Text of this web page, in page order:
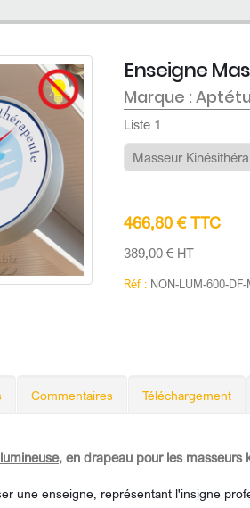
Enseigne
Marque :
Liste 1
466,80 € TTC
389,00 € HT
Réf : NON-LUM-600-DF-
Commentaires Téléchargement
, en drapeau pour les masseurs
une enseigne, représentant l'insigne